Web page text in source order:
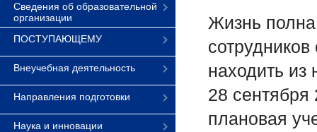
Сведения об образовательной
организации
ПОСТУПАЮЩЕМУ
Внеучебная деятельность
Направления подготовки
Наука и инновации
Жизнь
находить из
28 сентября
плановая